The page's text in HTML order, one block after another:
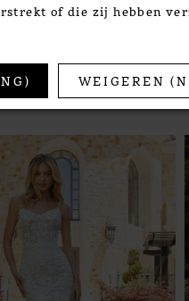
of die zij hebben
WEIGEREN